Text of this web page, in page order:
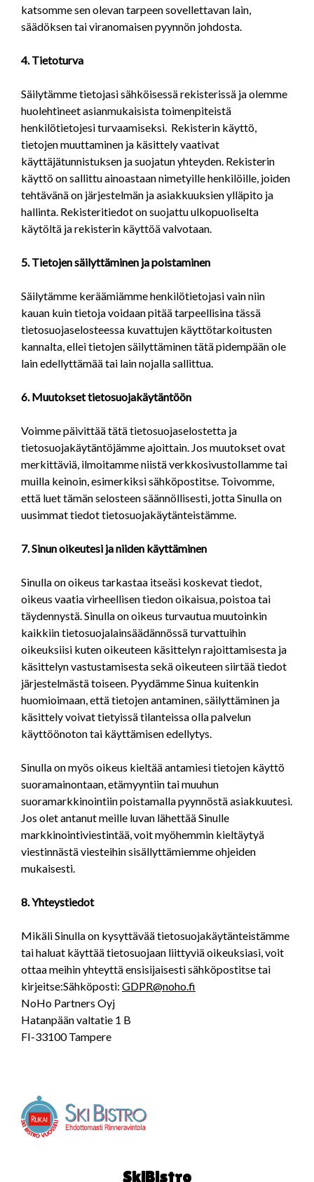
katsomme sen olevan tarpeen sovellettavan lain,
säädöksen tai viranomaisen pyynnön johdosta.
4. Tietoturva
Säilytämme tietojasi sähköisessä rekisterissä ja olemme
huolehtineet asianmukaisista toimenpiteistä
henkilötietojesi turvaamiseksi. Rekisterin käyttö,
tietojen muuttaminen ja käsittely vaativat
käyttäjätunnistuksen ja suojatun yhteyden. Rekisterin
käyttö on sallittu ainoastaan nimetyille henkilöille, joiden
tehtävänä on järjestelmän ja asiakkuuksien ylläpito ja
hallinta. Rekisteritiedot on suojattu ulkopuoliselta
käytöltä ja rekisterin käyttöä valvotaan.
5. Tietojen säilyttäminen ja poistaminen
Säilytämme keräämiämme henkilötietojasi vain niin
kauan kuin tietoja voidaan pitää tarpeellisina tässä
tietosuojaselosteessa kuvattujen käyttötarkoitusten
kannalta, ellei tietojen säilyttäminen tätä pidempään ole
lain edellyttämää tai lain nojalla sallittua.
6. Muutokset tietosuojakäytäntöön
Voimme päivittää tätä tietosuojaselostetta ja
tietosuojakäytäntöjämme ajoittain. Jos muutokset ovat
merkittäviä, ilmoitamme niistä verkkosivustollamme tai
muilla keinoin, esimerkiksi sähköpostitse. Toivomme,
että luet tämän selosteen säännöllisesti, jotta Sinulla on
uusimmat tiedot tietosuojakäytänteistämme.
7. Sinun oikeutesi ja niiden käyttäminen
Sinulla on oikeus tarkastaa itseäsi koskevat tiedot,
oikeus vaatia virheellisen tiedon oikaisua, poistoa tai
täydennystä. Sinulla on oikeus turvautua muutoinkin
kaikkiin tietosuojalainsäädännössä turvattuihin
oikeuksiisi kuten oikeuteen käsittelyn rajoittamisesta ja
käsittelyn vastustamisesta sekä oikeuteen siirtää tiedot
järjestelmästä toiseen. Pyydämme Sinua kuitenkin
huomioimaan, että tietojen antaminen, säilyttäminen ja
käsittely voivat tietyissä tilanteissa olla palvelun
käyttöönoton tai käyttämisen edellytys.
Sinulla on myös oikeus kieltää antamiesi tietojen käyttö
suoramainontaan, etämyyntiin tai muuhun
suoramarkkinointiin poistamalla pyynnöstä asiakkuutesi.
Jos olet antanut meille luvan lähettää Sinulle
markkinointiviestintää, voit myöhemmin kieltäytyä
viestinnästä viesteihin sisällyttämiemme ohjeiden
mukaisesti.
8. Yhteystiedot
Mikäli Sinulla on kysyttävää tietosuojakäytänteistämme
tai haluat käyttää tietosuojaan liittyviä oikeuksiasi, voit
ottaa meihin yhteyttä ensisijaisesti sähköpostitse tai
kirjeitse:Sähköposti: GDPR@noho.fi
NoHo Partners Oyj
Hatanpään valtatie 1 B
FI-33100 Tampere
SkiBistro